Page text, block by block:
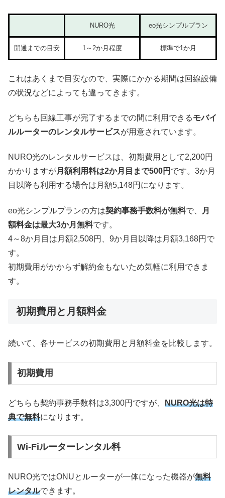
NURO光 eo光シンプルプラン
開通までの目安 1～2か月程度 標準で1か月
これはあくまで目安なので、実際にかかる期間は回線設備
の状況などによっても違ってきます。
どちらも回線工事が完了するまでの間に利用できるモバイ
ルルーターのレンタルサービスが用意されています。
NURO光のレンタルサービスは、初期費用として2,200円
かかりますが月額利用料は2か月目まで500円 です。3か月
目以降も利用する場合は月額5,148円になります。
eo光シンプルプランの方は契約事務手数料が無料で、
月
額料金は最大3か月無料です。
4～8か月目は月額2,508円、9か月目以降は月額3,168円で
す。
初期費用がかからず解約金もないため気軽に利用できま
す。
初期費用と月額料金
続いて、各サービスの初期費用と月額料金を比較します。
初期費用
どちらも契約事務手数料は3,300円ですが、 NURO光は特
典で無料になります。
Wi-Fiルーターレンタル料
NURO光ではONUとルーターが一体になった機器が無料
レンタルできます。